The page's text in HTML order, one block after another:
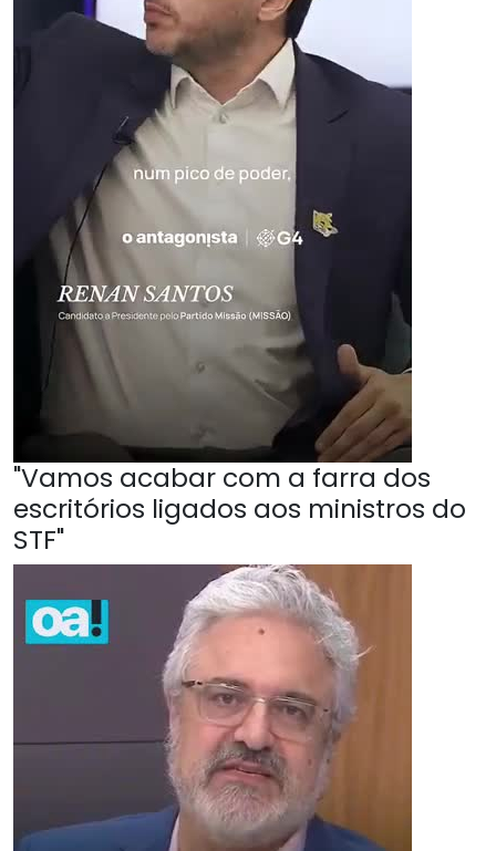
"Vamos acabar com a farra dos
escritórios ligados aos ministros do
STF"